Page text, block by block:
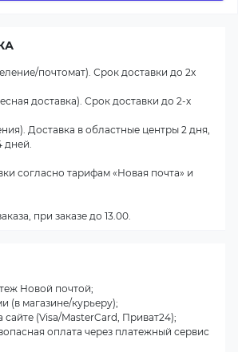
почтомат). Срок доставки до 2х
доставка). Срок доставки до 2-х
Доставка в областные центры 2 дня,
дней.
согласно тарифам «Новая почта» и
при заказе до 13.00.
Новой почтой;
(в магазине/курьеру);
(Visa/MasterCard, Приват24);
оплата через платежный сервис